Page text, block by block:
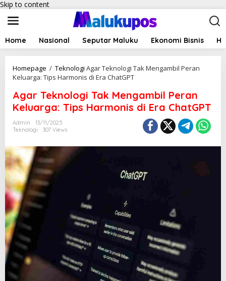
Skip to content
Home Nasional Seputar Maluku Ekonomi Bisnis
Homepage / Teknologi Agar Teknologi Tak Mengambil Peran
Keluarga: Tips Harmonis di Era ChatGPT
Agar Teknologi Tak Mengambil Peran
Keluarga: Tips Harmonis di Era ChatGPT
Admin
13/11/2025
Teknologi
307 Views